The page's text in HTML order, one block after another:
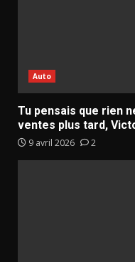
Auto
Tu pensais que rien
ventes plus tard,
9 avril 2026 2